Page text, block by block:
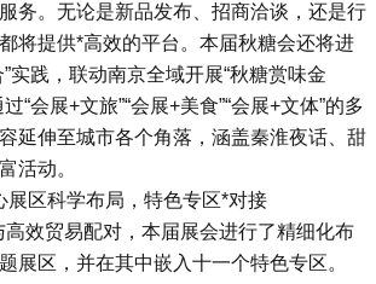
务。无论是新品发布、招商洽谈，还是行
将提供*高效的平台。本届秋糖会还将进
实践，联动南京全域开展“秋糖赏味金
“会展+文旅”“会展+美食”“会展+文体”的多
延伸至城市各个角落，涵盖秦淮夜话、甜
活动。
展区科学布局，特色专区*对接
高效贸易配对，本届展会进行了精细化布
展区，并在其中嵌入十一个特色专区。